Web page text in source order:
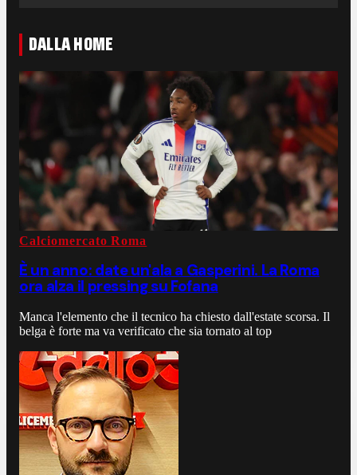
DALLA HOME
Calciomercato Roma
È un anno: date un'ala a Gasperini. La Roma
ora alza il pressing su Fofana
Manca l'elemento che il tecnico ha chiesto dall'estate scorsa. Il
belga è forte ma va verificato che sia tornato al top